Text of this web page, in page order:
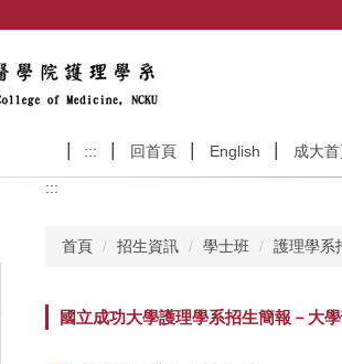
::: 回首頁 English 成大
:::
首頁 招生資訊 學士班 護理學系
國立成功大學護理學系招生簡報－大